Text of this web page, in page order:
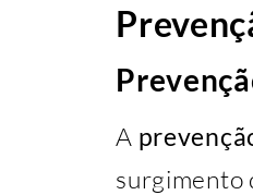
A
surgimento